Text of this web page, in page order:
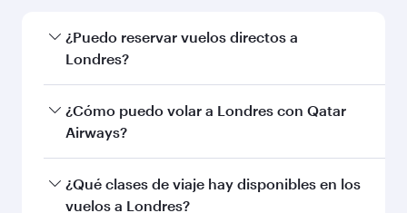
¿Puedo reservar vuelos directos a
Londres?
Sí, Qatar Airways opera vuelos directos a
Londres. Busque vuelos a través en nuestra
¿Cómo puedo volar a Londres con Qatar
Airways?
Puede volar directamente a Londres con Qatar
Airways. Le conectamos con más de 150
¿Qué clases de viaje hay disponibles en los
vuelos a Londres?